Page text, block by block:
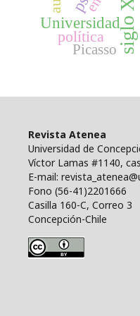
Universidad
política
Picasso
Revista Atenea
Universidad de
Víctor Lamas #1140,
E-mail:
Fono (56-41)2201666
Casilla 160-C, Correo 3
Concepción-Chile